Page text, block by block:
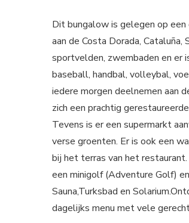
Dit bungalow is gelegen op
aan de Costa Dorada,
sportvelden, zwembaden en er
baseball, handbal, volleybal,
iedere morgen deelnemen aan
zich een prachtig
Tevens is er een supermarkt
verse groenten. Er is ook een
bij het terras van het restaurant.
een minigolf (Adventure Golf)
Sauna,Turksbad en
dagelijks menu met vele